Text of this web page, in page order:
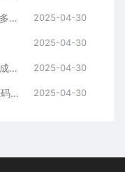
php开源免费快运简单图床源码支持多种模式接入 2025-04-30
2025-04-30
ZHEYI自动采集壁纸源码网站源码集成360壁纸接口 2025-04-30
芒果在线咸鱼转转交易猫聊天客服源码_支持分享图 2025-04-30